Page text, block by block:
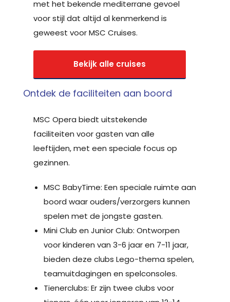
met het bekende mediterrane gevoel
voor stijl dat altijd al kenmerkend is
geweest voor MSC Cruises.
Bekijk alle cruises
Ontdek de faciliteiten aan boord
MSC Opera biedt uitstekende
faciliteiten voor gasten van alle
leeftijden, met een speciale focus op
gezinnen.
MSC BabyTime: Een speciale ruimte aan
boord waar ouders/verzorgers kunnen
spelen met de jongste gasten.
Mini Club en Junior Club: Ontworpen
voor kinderen van 3-6 jaar en 7-11 jaar,
bieden deze clubs Lego-thema spelen,
teamuitdagingen en spelconsoles.
Tienerclubs: Er zijn twee clubs voor